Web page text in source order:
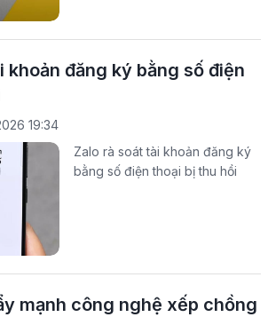
khoản đăng ký bằng số điện
19:34
Zalo rà soát tài khoản đăng ký
bằng số điện thoại bị thu hồi
mạnh công nghệ xếp chồng